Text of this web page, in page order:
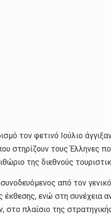
τον φετινό Ιούλιο
στηρίζουν τους Έλληνες
της διεθνούς
από τον
έκθεσης, ενώ στη συνέχεια
στο πλαίσιο της